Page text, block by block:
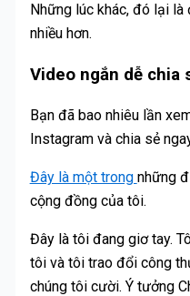
Những lúc khác, đó lại
nhiều hơn.
Video ngắn dễ chia
Bạn đã bao nhiêu lần
Instagram và chia sẻ
Đây là một trong những
cộng đồng của tôi.
Đây là tôi đang giơ tay.
tôi và tôi trao đổi công
chúng tôi cười. Ý tưởng